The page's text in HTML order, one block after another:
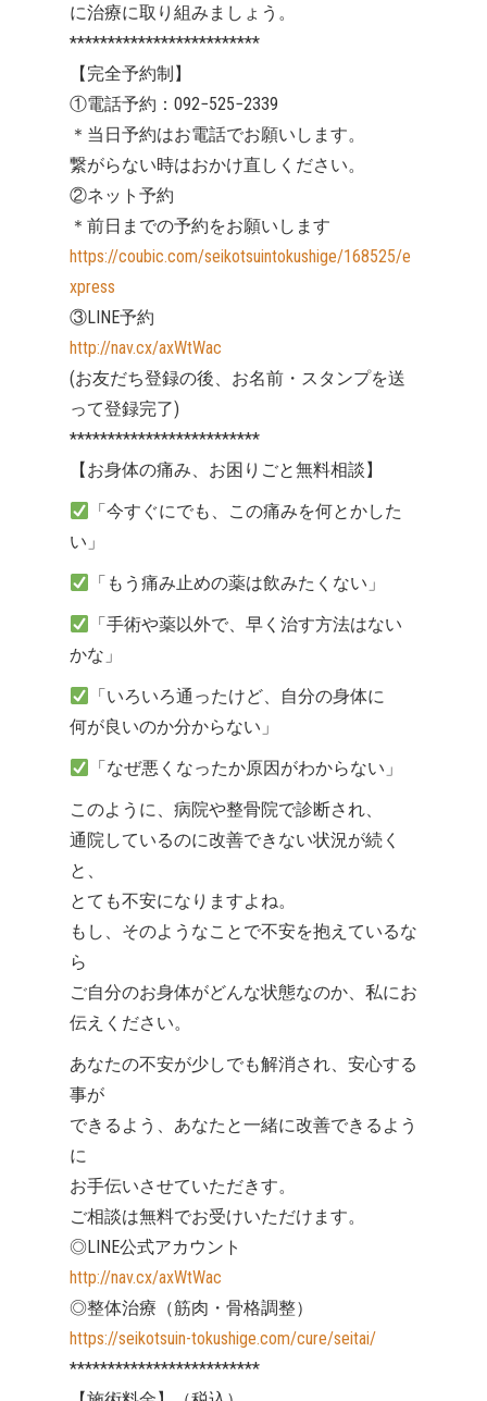
に治療に取り組みましょう。
*************************
【完全予約制】
①電話予約：092−525−2339
＊当日予約はお電話でお願いします。
繋がらない時はおかけ直しください。
②ネット予約
＊前日までの予約をお願いします
https://coubic.com/seikotsuintokushige/168525/e
xpress
③LINE予約
http://nav.cx/axWtWac
(お友だち登録の後、お名前・スタンプを送
って登録完了)
*************************
【お身体の痛み、お困りごと無料相談】
「今すぐにでも、この痛みを何とかした
い」
「もう痛み止めの薬は飲みたくない」
「手術や薬以外で、早く治す方法はない
かな」
「いろいろ通ったけど、自分の身体に
何が良いのか分からない」
「なぜ悪くなったか原因がわからない」
このように、病院や整骨院で診断され、
通院しているのに改善できない状況が続く
と、
とても不安になりますよね。
もし、そのようなことで不安を抱えているな
ら
ご自分のお身体がどんな状態なのか、私にお
伝えください。
あなたの不安が少しでも解消され、安心する
事が
できるよう、あなたと一緒に改善できるよう
に
お手伝いさせていただきす。
ご相談は無料でお受けいただけます。
◎LINE公式アカウント
http://nav.cx/axWtWac
◎整体治療（筋肉・骨格調整）
https://seikotsuin-tokushige.com/cure/seitai/
*************************